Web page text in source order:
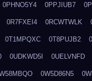
0PHNO5Y4 0PPJIUB7
0R7FXEI4 0RCWTWLK
0T1MPQXC 0T8PUJB2
0UDKWD5I 0UELVNFD
0W5D86N5